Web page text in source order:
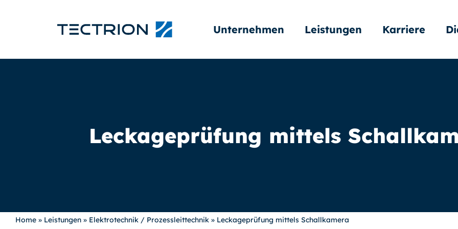
Unternehmen Leistungen Karriere
Leckageprüfung mittels
Home » Leistungen » Elektrotechnik / Prozessleittechnik » Leckageprüfung mittels Schallkamera